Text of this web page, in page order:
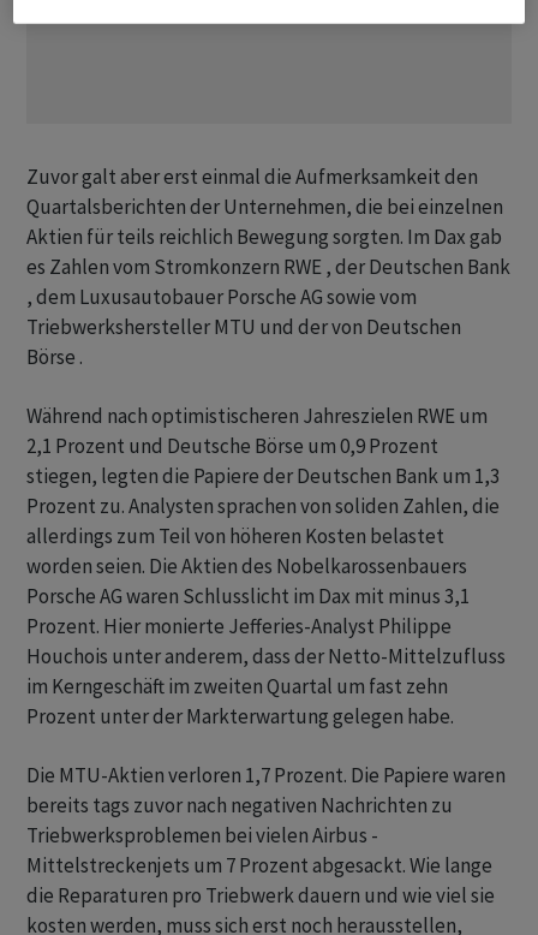
Zuvor galt aber erst einmal die Aufmerksamkeit den
Quartalsberichten der Unternehmen, die bei einzelnen
Aktien für teils reichlich Bewegung sorgten. Im Dax gab
es Zahlen vom Stromkonzern RWE , der Deutschen Bank
, dem Luxusautobauer Porsche AG sowie vom
Triebwerkshersteller MTU und der von Deutschen
Börse .
Während nach optimistischeren Jahreszielen RWE um
2,1 Prozent und Deutsche Börse um 0,9 Prozent
stiegen, legten die Papiere der Deutschen Bank um 1,3
Prozent zu. Analysten sprachen von soliden Zahlen, die
allerdings zum Teil von höheren Kosten belastet
worden seien. Die Aktien des Nobelkarossenbauers
Porsche AG waren Schlusslicht im Dax mit minus 3,1
Prozent. Hier monierte Jefferies-Analyst Philippe
Houchois unter anderem, dass der Netto-Mittelzufluss
im Kerngeschäft im zweiten Quartal um fast zehn
Prozent unter der Markterwartung gelegen habe.
Die MTU-Aktien verloren 1,7 Prozent. Die Papiere waren
bereits tags zuvor nach negativen Nachrichten zu
Triebwerksproblemen bei vielen Airbus -
Mittelstreckenjets um 7 Prozent abgesackt. Wie lange
die Reparaturen pro Triebwerk dauern und wie viel sie
kosten werden, muss sich erst noch herausstellen,